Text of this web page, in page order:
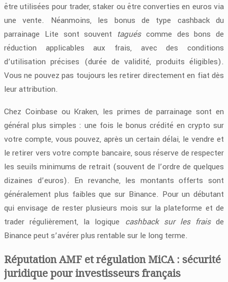
être utilisées pour trader, staker ou être converties en euros via
une vente. Néanmoins, les bonus de type cashback du
parrainage Lite sont souvent taguéscomme des bons de
réduction applicables aux frais, avec des conditions
d’utilisation précises (durée de validité, produits éligibles).
Vous ne pouvez pas toujours les retirer directement en fiat dès
leur attribution.
Chez Coinbase ou Kraken, les primes de parrainage sont en
général plus simples : une fois le bonus crédité en crypto sur
votre compte, vous pouvez, après un certain délai, le vendre et
le retirer vers votre compte bancaire, sous réserve de respecter
les seuils minimums de retrait (souvent de l’ordre de quelques
dizaines d’euros). En revanche, les montants offerts sont
généralement plus faibles que sur Binance. Pour un débutant
qui envisage de rester plusieurs mois sur la plateforme et de
trader régulièrement, la logique cashback sur les fraisde
Binance peut s’avérer plus rentable sur le long terme.
Réputation AMF et régulation MiCA : sécurité
juridique pour investisseurs français